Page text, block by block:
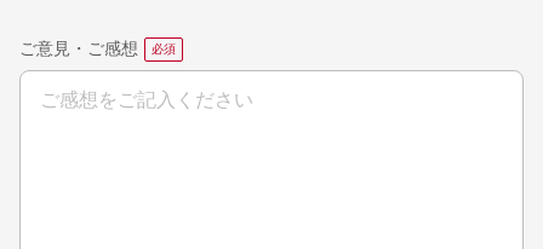
ご意見・ご感想